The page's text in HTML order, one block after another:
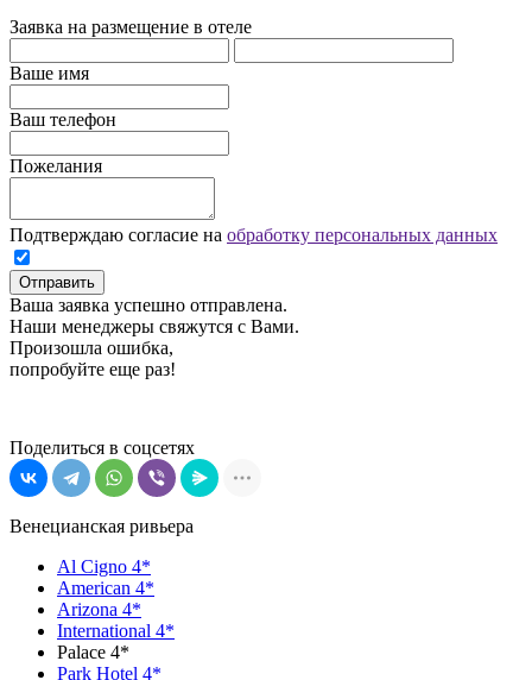
Заявка на размещение в отеле
Ваше имя
Ваш телефон
Пожелания
Подтверждаю согласие на обработку персональных данных
Отправить
Ваша заявка успешно отправлена.
Наши менеджеры свяжутся с Вами.
Произошла ошибка,
попробуйте еще раз!
Поделиться в соцсетях
Венецианская ривьера
Al Cigno 4*
American 4*
Arizona 4*
International 4*
Palace 4*
Park Hotel 4*